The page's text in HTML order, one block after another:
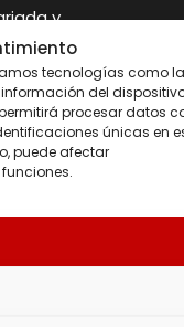
tecnologías como
del
procesar datos
únicas en
puede afectar
y
Seguir
antes
superior a 25°C
la luz solar.
no se hace
por uso,
inapropiado